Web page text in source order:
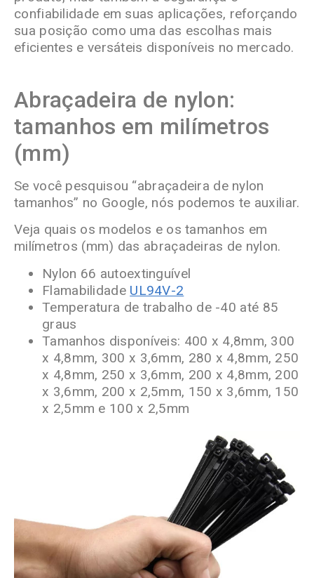
confiabilidade em suas aplicações, reforçando
sua posição como uma das escolhas mais
eficientes e versáteis disponíveis no mercado.
Abraçadeira de nylon:
tamanhos em milímetros
(mm)
Se você pesquisou “abraçadeira de nylon
tamanhos” no Google, nós podemos te auxiliar.
Veja quais os modelos e os tamanhos em
milímetros (mm) das abraçadeiras de nylon.
Nylon 66 autoextinguível
Flamabilidade UL94V-2
Temperatura de trabalho de -40 até 85
graus
Tamanhos disponíveis: 400 x 4,8mm, 300
x 4,8mm, 300 x 3,6mm, 280 x 4,8mm, 250
x 4,8mm, 250 x 3,6mm, 200 x 4,8mm, 200
x 3,6mm, 200 x 2,5mm, 150 x 3,6mm, 150
x 2,5mm e 100 x 2,5mm